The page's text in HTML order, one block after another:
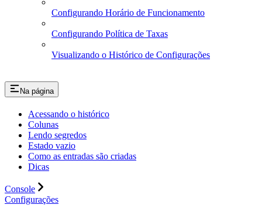
Configurando Horário de Funcionamento
Configurando Política de Taxas
Visualizando o Histórico de Configurações
Na página
Acessando o histórico
Colunas
Lendo segredos
Estado vazio
Como as entradas são criadas
Dicas
Console
Configurações